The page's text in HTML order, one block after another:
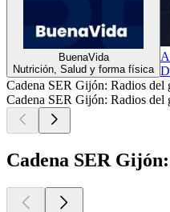
BuenaVida
Nutrición, Salud y forma física
Cadena SER Gijón: Radios del
Cadena SER Gijón: Radios del
Cadena SER